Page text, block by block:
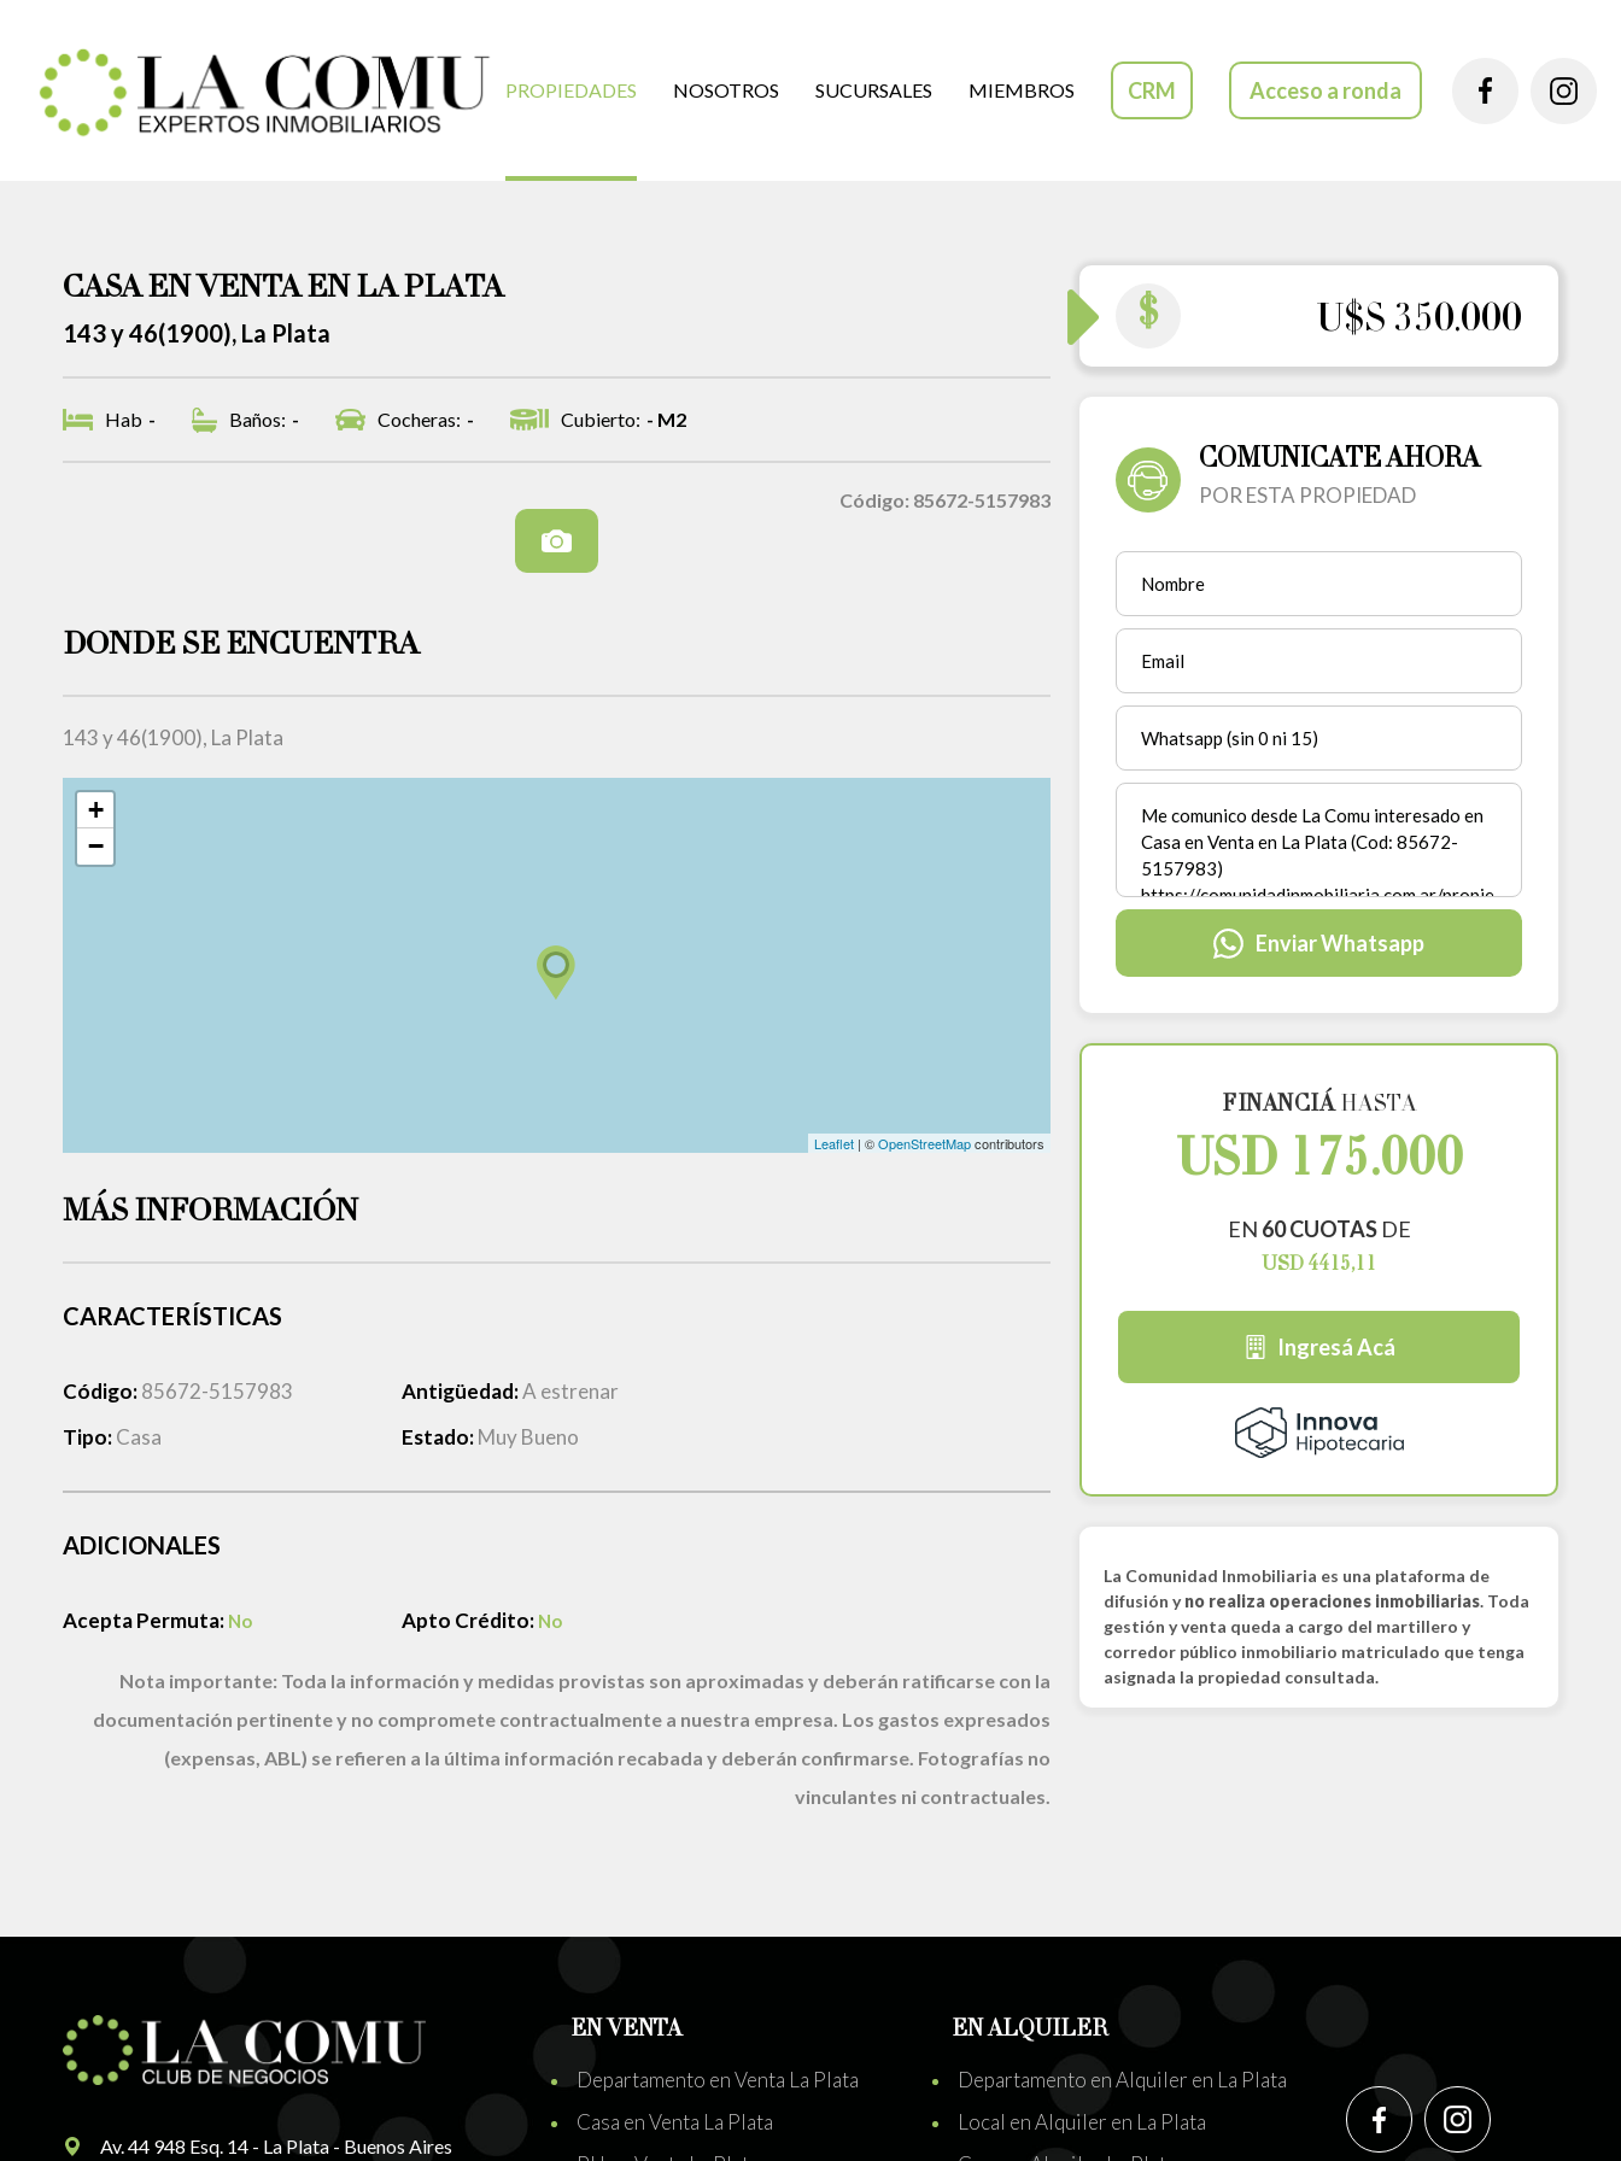
PROPIEDADES NOSOTROS SUCURSALES MIEMBROS CRM Acceso a ronda
CASA EN VENTA EN LA PLATA
143 y 46(1900), La Plata
Hab - Baños: - Cocheras: - Cubierto: - M2
Código: 85672-5157983
DONDE SE ENCUENTRA
143 y 46(1900), La Plata
+
−
Leaflet| ©OpenStreetMapcontributors
MÁS INFORMACIÓN
CARACTERÍSTICAS
Código:85672-5157983
Tipo:Casa
Antigüedad:A estrenar
Estado:Muy Bueno
ADICIONALES
Acepta Permuta: No Apto Crédito: No
Nota importante: Toda la información y medidas provistas son aproximadas y deberán ratificarse con la
documentación pertinente y no compromete contractualmente a nuestra empresa. Los gastos expresados
(expensas, ABL) se refieren a la última información recabada y deberán confirmarse. Fotografías no
vinculantes ni contractuales.
$ U$S 350.000
COMUNICATE AHORA
POR ESTA PROPIEDAD
Enviar Whatsapp
FINANCIÁHASTA
USD 175.000
EN 60 CUOTASDE
USD 4415,11
Ingresá Acá
La Comunidad Inmobiliaria es una plataforma de
difusión yno realiza operaciones inmobiliarias. Toda
gestión y venta queda a cargo del martillero y
corredor público inmobiliario matriculado que tenga
asignada la propiedad consultada.
Av. 44 948 Esq. 14 - La Plata - Buenos Aires
EN VENTA
Departamento en Venta La Plata
Casa en Venta La Plata
EN ALQUILER
Departamento en Alquiler en La Plata
Local en Alquiler en La Plata